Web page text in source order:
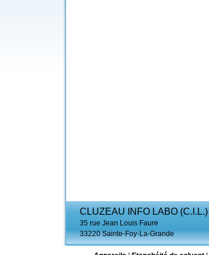
CLUZEAU INFO LABO (C.I.L.)
35 rue Jean Louis Faure
33220 Sainte-Foy-La-Grande